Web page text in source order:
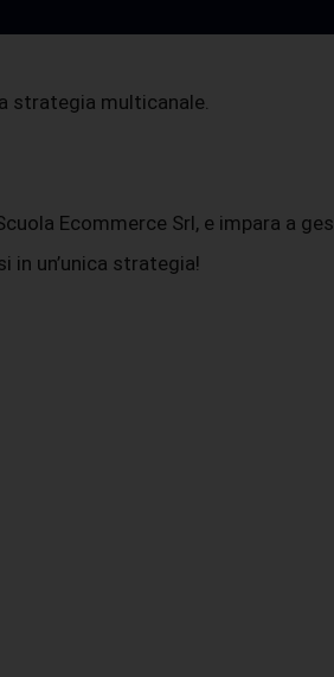
strategia multicanale.
Ecommerce Srl, e impara a
in un’unica strategia!